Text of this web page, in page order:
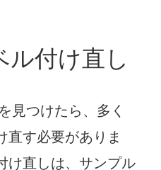
ル付け直し
見つけたら、多く
直す必要がありま
け直しは、サンプル